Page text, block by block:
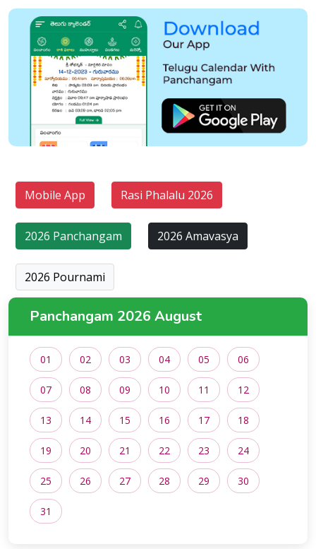
Mobile App Rasi Phalalu 2026
2026 Panchangam 2026 Amavasya
2026 Pournami
Panchangam 2026 August
01 02 03 04 05 06
07 08 09 10 11 12
13 14 15 16 17 18
19 20 21 22 23 24
25 26 27 28 29 30
31